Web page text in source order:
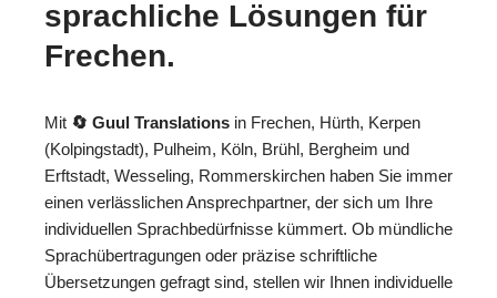
sprachliche Lösungen für
Frechen.
Mit 🔄 Guul Translations in Frechen, Hürth, Kerpen
(Kolpingstadt), Pulheim, Köln, Brühl, Bergheim und
Erftstadt, Wesseling, Rommerskirchen haben Sie immer
einen verlässlichen Ansprechpartner, der sich um Ihre
individuellen Sprachbedürfnisse kümmert. Ob mündliche
Sprachübertragungen oder präzise schriftliche
Übersetzungen gefragt sind, stellen wir Ihnen individuelle